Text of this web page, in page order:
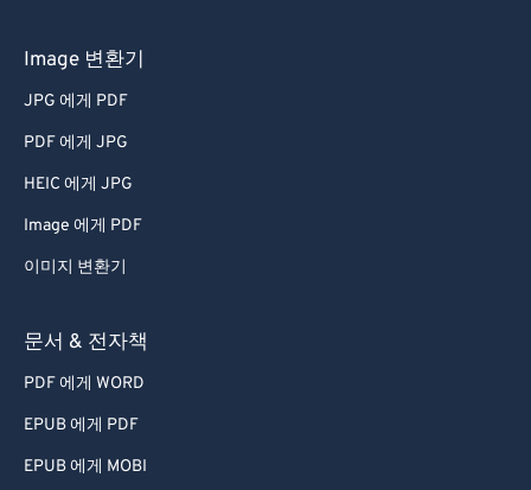
Image 변환기
JPG 에게 PDF
PDF 에게 JPG
HEIC 에게 JPG
Image 에게 PDF
이미지 변환기
문서 & 전자책
PDF 에게 WORD
EPUB 에게 PDF
EPUB 에게 MOBI